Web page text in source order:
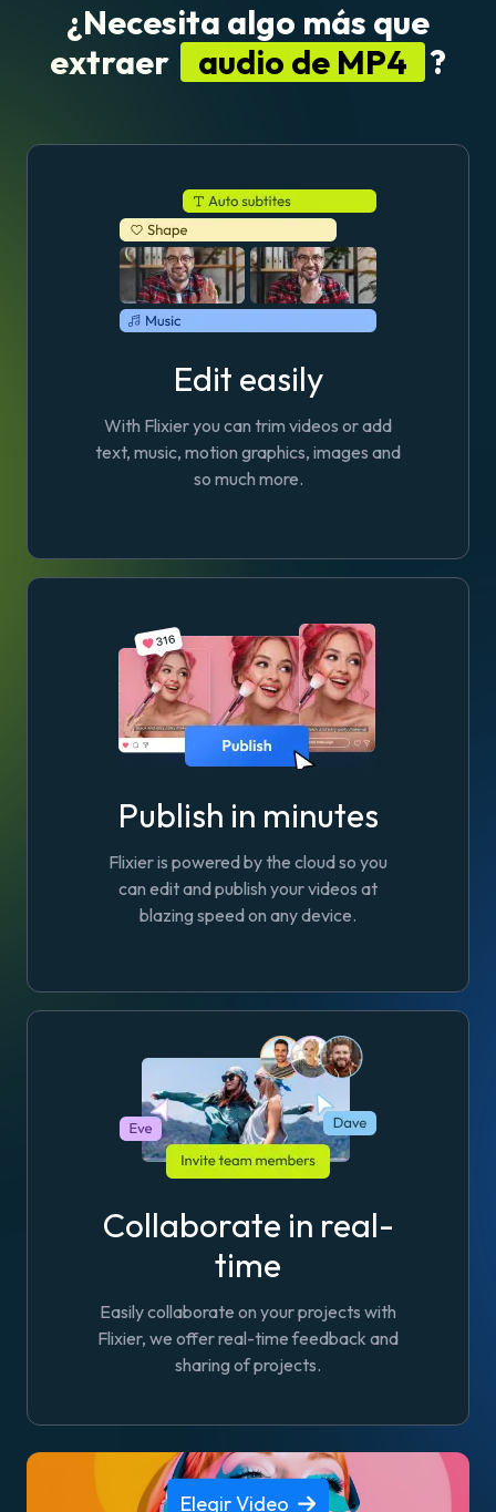
¿Necesita algo más que
extraer
audio de MP4 ?
Edit easily
With Flixier you can trim videos or add
text, music, motion graphics, images and
so much more.
Publish in minutes
Flixier is powered by the cloud so you
can edit and publish your videos at
blazing speed on any device.
Collaborate in real-
time
Easily collaborate on your projects with
Flixier, we offer real-time feedback and
sharing of projects.
Elegir Video